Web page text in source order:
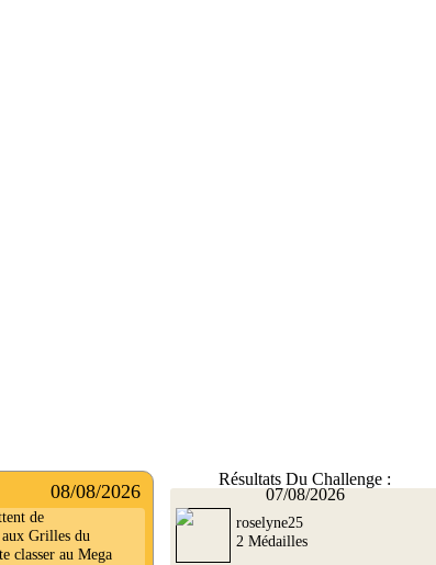
08/08/2026
de
aux Grilles du
classer au Mega
Résultats Du Challenge :
07/08/2026
roselyne25
2 Médailles